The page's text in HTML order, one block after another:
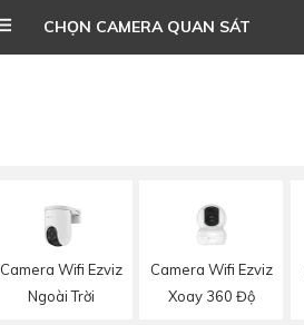
CHỌN CAMERA QUAN SÁT
Camera Wifi Ezviz
Ngoài Trời
Camera Wifi Ezviz
Xoay 360 Độ